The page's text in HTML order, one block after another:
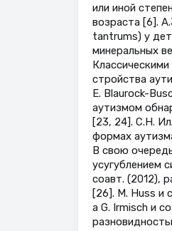
или иной
возраста [6].
tantrums) у
минеральных
стройства
E. Blaurock-
аутизмом
[23, 24]. С.Н.
формах
В свою
усугублением
соавт. (2012),
[26]. M. Huss и
а G. Irmisch и